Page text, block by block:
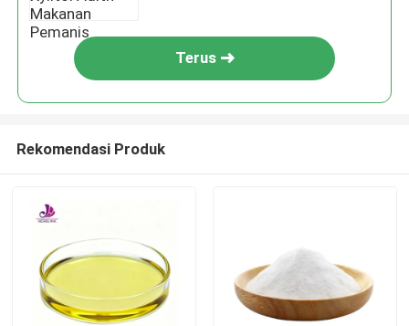
Terus
Rekomendasi Produk